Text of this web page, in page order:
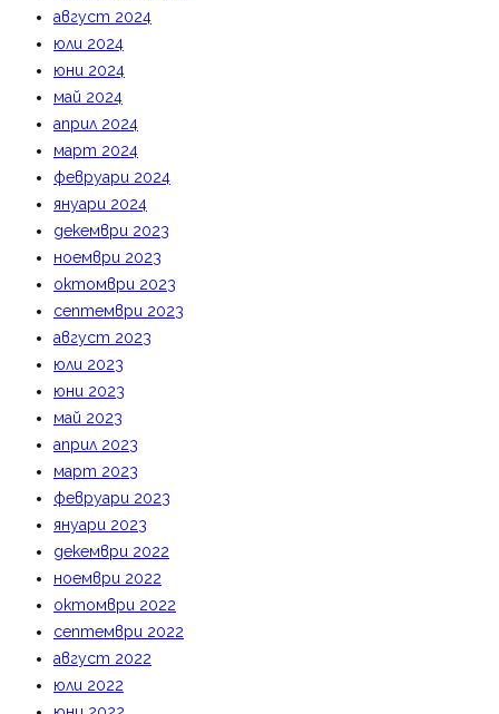
август 2024
юли 2024
юни 2024
май 2024
април 2024
март 2024
февруари 2024
януари 2024
декември 2023
ноември 2023
октомври 2023
септември 2023
август 2023
юли 2023
юни 2023
май 2023
април 2023
март 2023
февруари 2023
януари 2023
декември 2022
ноември 2022
октомври 2022
септември 2022
август 2022
юли 2022